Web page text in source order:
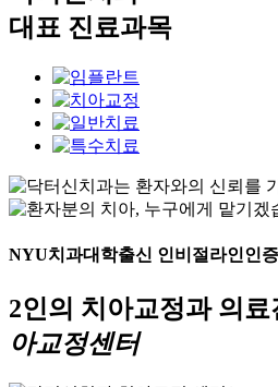
대표 진료과목
NYU치과대학출신 인비절라인인
2인의 치아교정과 의료
아교정센터